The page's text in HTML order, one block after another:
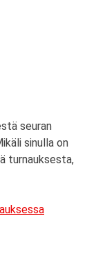
seuran
sinulla on
turnauksesta,